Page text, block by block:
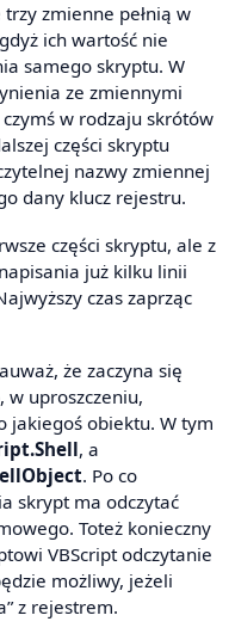
zmienne pełnią w
ich wartość nie
samego skryptu. W
ze zmiennymi
w rodzaju skrótów
części skryptu
nazwy zmiennej
dany klucz rejestru.
części skryptu, ale z
już kilku linii
czas zaprząc
że zaczyna się
w uproszczeniu,
jakiegoś obiektu. W tym
, a
. Po co
skrypt ma odczytać
Toteż konieczny
VBScript odczytanie
możliwy, jeżeli
z rejestrem.